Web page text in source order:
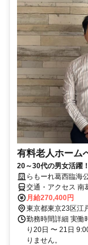
有料老人ホーム
20～30代の男女活躍
らもーれ葛西臨海
交通・アクセス 南
月給270,400円
東京都東京23区江
勤務時間詳細 実働
り20日 〜 21日
りません。